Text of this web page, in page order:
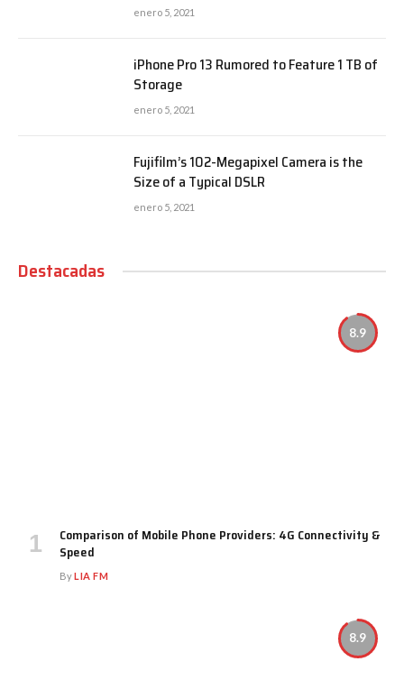
enero 5, 2021
iPhone Pro 13 Rumored to Feature 1 TB of
Storage
enero 5, 2021
Fujifilm’s 102-Megapixel Camera is the
Size of a Typical DSLR
enero 5, 2021
Destacadas
8.9
Comparison of Mobile Phone Providers: 4G Connectivity &
Speed
ByLIA FM
8.9